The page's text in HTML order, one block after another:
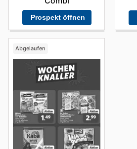
Prospekt öffnen
Abgelaufen